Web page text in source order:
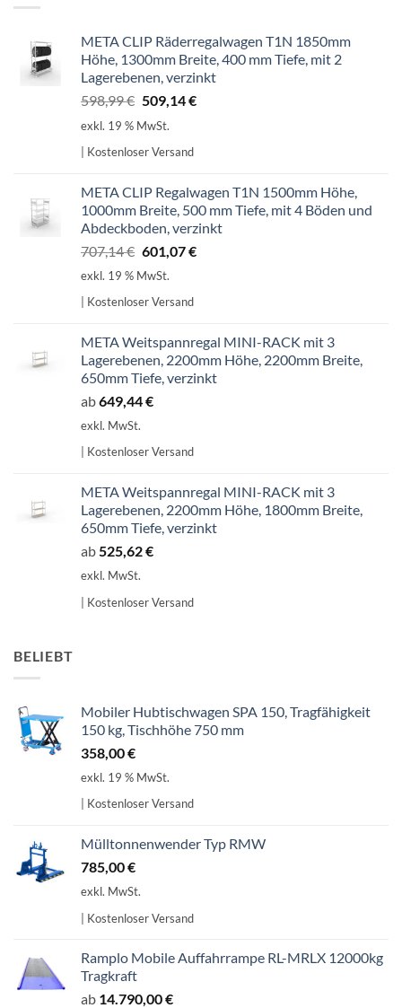
META CLIP Räderregalwagen T1N 1850mm
Höhe, 1300mm Breite, 400 mm Tiefe, mit 2
Lagerebenen, verzinkt
598,99€ Ursprünglicher
Preis
598,99 €
509,14€Aktueller
exkl. 19 % MwSt.
| Kostenloser Versand
META CLIP Regalwagen T1N 1500mm Höhe,
1000mm Breite, 500 mm Tiefe, mit 4 Böden und
Abdeckboden, verzinkt
707,14€ Ursprünglicher
Preis
707,14 €
601,07€Aktueller
exkl. 19 % MwSt.
| Kostenloser Versand
META Weitspannregal MINI-RACK mit 3
Lagerebenen, 2200mm Höhe, 2200mm Breite,
650mm Tiefe, verzinkt
ab649,44€
exkl. MwSt.
| Kostenloser Versand
META Weitspannregal MINI-RACK mit 3
Lagerebenen, 2200mm Höhe, 1800mm Breite,
650mm Tiefe, verzinkt
ab525,62€
exkl. MwSt.
| Kostenloser Versand
BELIEBT
Mobiler Hubtischwagen SPA 150, Tragfähigkeit
150 kg, Tischhöhe 750 mm
358,00€
exkl. 19 % MwSt.
| Kostenloser Versand
Mülltonnenwender Typ RMW
785,00€
exkl. MwSt.
| Kostenloser Versand
Ramplo Mobile Auffahrrampe RL-MRLX 12000kg
Tragkraft
ab 14.790,00€